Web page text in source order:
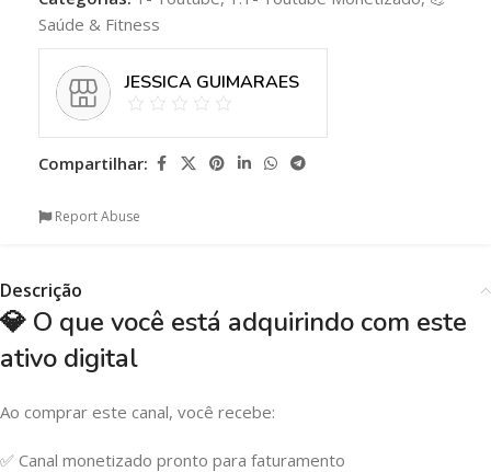
Saúde & Fitness
JESSICA GUIMARAES
Compartilhar:
Report Abuse
Descrição
💎 O que você está adquirindo com este
ativo digital
Ao comprar este canal, você recebe:
✅ Canal monetizado pronto para faturamento